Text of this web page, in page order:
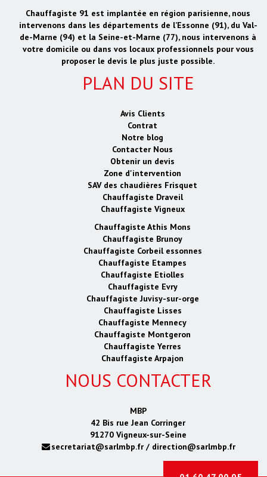
Chauffagiste 91 est implantée en région parisienne, nous
intervenons dans les départements de l’Essonne (91), du Val-
de-Marne (94) et la Seine-et-Marne (77), nous intervenons à
votre domicile ou dans vos locaux professionnels pour vous
proposer le devis le plus juste possible.
PLAN DU SITE
Avis Clients
Contrat
Notre blog
Contacter Nous
Obtenir un devis
Zone d'intervention
SAV des chaudières Frisquet
Chauffagiste Draveil
Chauffagiste Vigneux
Chauffagiste Athis Mons
Chauffagiste Brunoy
Chauffagiste Corbeil essonnes
Chauffagiste Etampes
Chauffagiste Etiolles
Chauffagiste Evry
Chauffagiste Juvisy-sur-orge
Chauffagiste Lisses
Chauffagiste Mennecy
Chauffagiste Montgeron
Chauffagiste Yerres
Chauffagiste Arpajon
NOUS CONTACTER
MBP
42 Bis rue Jean Corringer
91270 Vigneux-sur-Seine
secretariat@sarlmbp.fr / direction@sarlmbp.fr